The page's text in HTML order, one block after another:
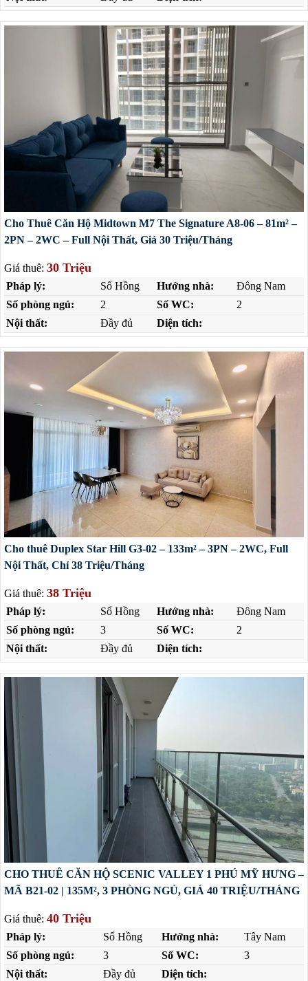
Cho Thuê Căn Hộ Midtown M7 The Signature A8-06 – 81m² –
2PN – 2WC – Full Nội Thất, Giá 30 Triệu/Tháng
Giá thuê: 30 Triệu
Pháp lý: Sổ Hồng Hướng nhà:
Đông Nam
Số phòng ngủ:
2 Số WC:
2
Nội thất:
Đầy đủ Diện tích:
Cho thuê Duplex Star Hill G3-02 – 133m² – 3PN – 2WC, Full
Nội Thất, Chỉ 38 Triệu/Tháng
Giá thuê: 38 Triệu
Pháp lý: Sổ Hồng Hướng nhà:
Đông Nam
Số phòng ngủ:
3 Số WC:
2
Nội thất:
Đầy đủ Diện tích:
CHO THUÊ CĂN HỘ SCENIC VALLEY 1 PHÚ MỸ HƯNG –
MÃ B21-02 | 135M², 3 PHÒNG NGỦ, GIÁ 40 TRIỆU/THÁNG
Giá thuê: 40 Triệu
Pháp lý: Sổ Hồng Hướng nhà:
Tây Nam
Số phòng ngủ:
3 Số WC:
3
Nội thất:
Đầy đủ Diện tích: